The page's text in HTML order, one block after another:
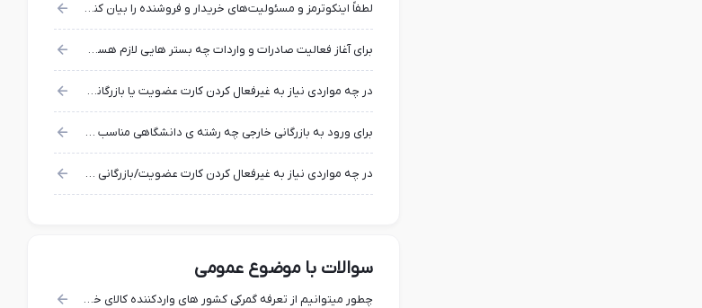
لطفاً اینکوترمز و مسئولیت‌های خریدار و فروشنده را بیان کنید؟
برای آغاز فعالیت صادرات و واردات چه بستر هایی لازم هست؟
در چه مواردی نیاز به غیرفعال کردن کارت عضویت یا بازرگانی وجود دارد؟
برای ورود به بازرگانی خارجی چه رشته ی دانشگاهی مناسب تر است؟
در چه مواردی نیاز به غیرفعال کردن کارت عضویت/بازرگانی وجود دارد؟
سوالات با موضوع عمومی
چطور میتوانیم از تعرفه گمرکی کشور های واردکننده کالای خود مطلع شویم؟